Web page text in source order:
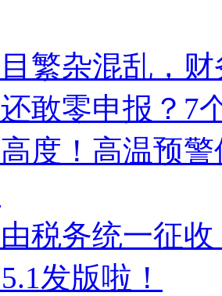
繁杂混乱，
敢零申报？7
度！高温预
税务统一征
发版啦！